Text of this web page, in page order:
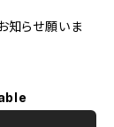
知らせ願いま